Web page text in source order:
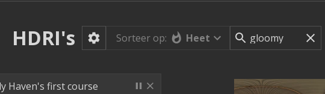
HDRI's Sorteer op: Heet
Haven's first course